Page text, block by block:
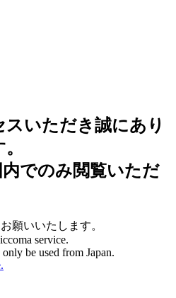
いただき誠にあり
でのみ閲覧いただ
願いいたします。
service.
be used from Japan.